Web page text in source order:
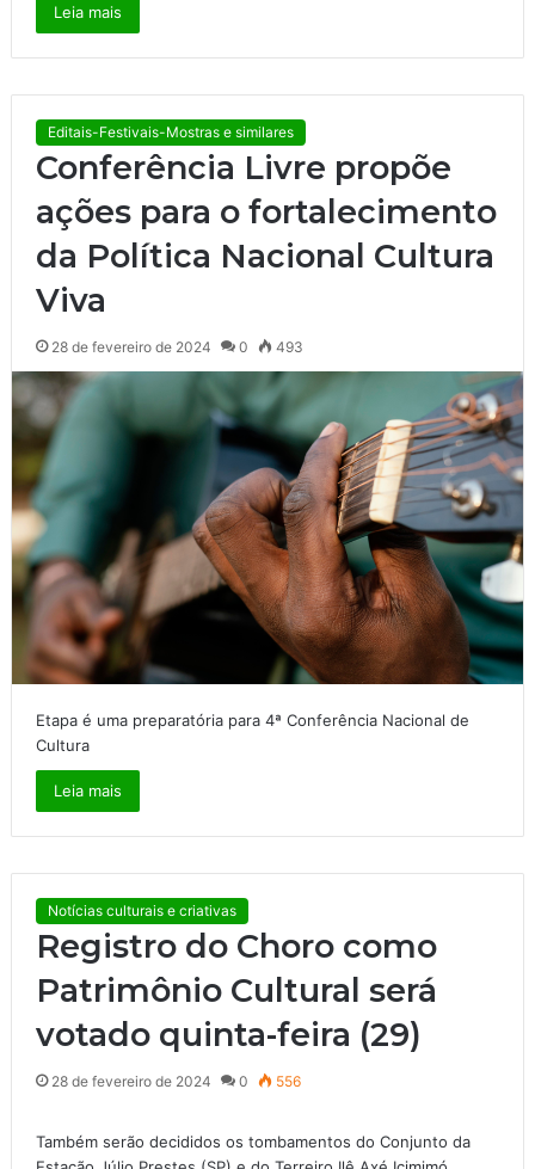
Leia mais
Editais-Festivais-Mostras e similares
Conferência Livre propõe
ações para o fortalecimento
da Política Nacional Cultura
Viva
28 de fevereiro de 2024 0 493
Etapa é uma preparatória para 4ª Conferência Nacional de
Cultura
Leia mais
Notícias culturais e criativas
Registro do Choro como
Patrimônio Cultural será
votado quinta-feira (29)
28 de fevereiro de 2024 0 556
Também serão decididos os tombamentos do Conjunto da